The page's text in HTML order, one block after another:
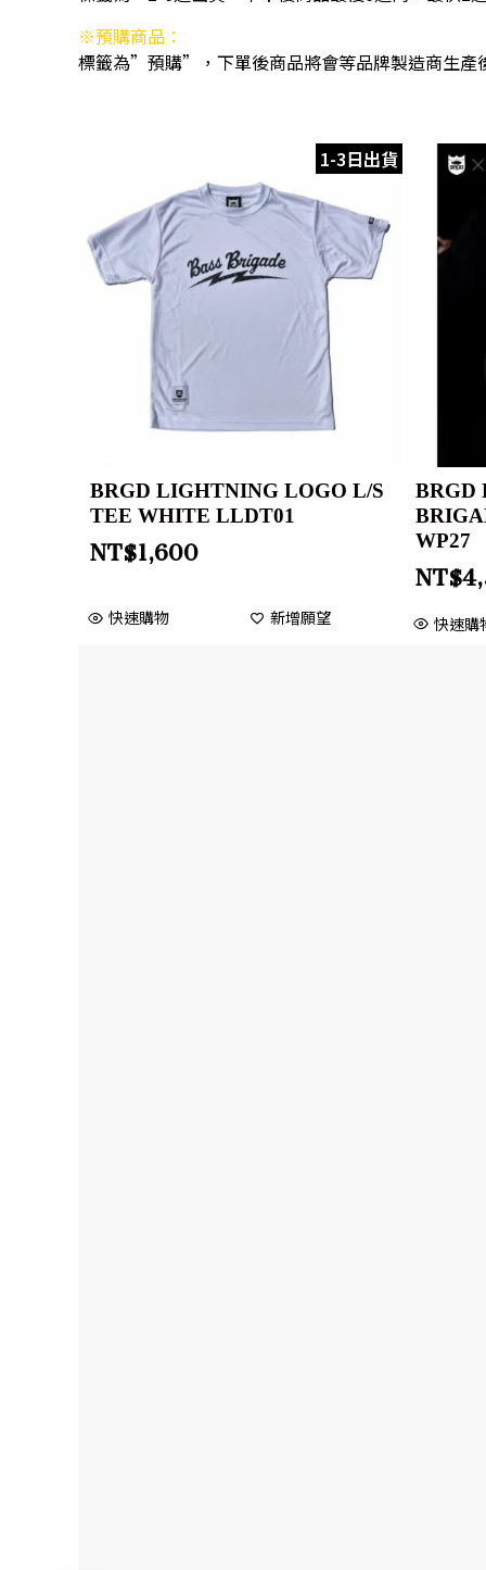
※預購商品：
標籤為”預購”，下單後商品將會等品牌製造商生產
1-3日出貨
BRGD LIGHTNING LOGO L/S
TEE WHITE LLDT01
NT$1,600
快速購物 新增願望
BRGD
WP27
NT$
快速購